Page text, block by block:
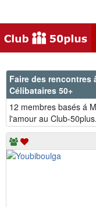
Faire des rencontres
Célibataires 50+
12 membres basés á
l'amour au Club-50plus.